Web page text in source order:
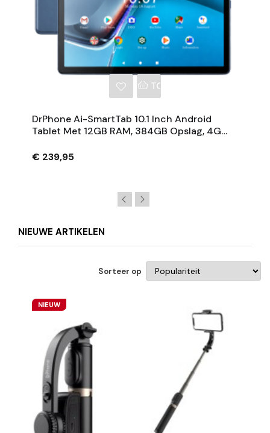
TOEVOEGEN AAN
DrPhone Ai-SmartTab 10.1 Inch Android
Tablet Met 12GB RAM, 384GB Opslag, 4G
€ 239,95
NIEUWE ARTIKELEN
Sorteer op
NIEUW